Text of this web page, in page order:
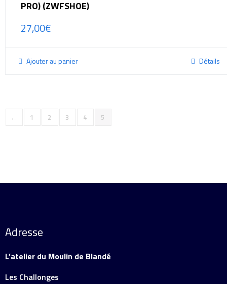
PRO) (ZWFSHOE)
27,00€
Ajouter au panier Détails
← 1 2 3 4 5
Adresse
L’atelier du Moulin de Blandé
Les Challonges